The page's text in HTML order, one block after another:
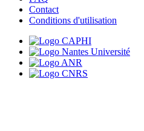
Contact
Conditions d'utilisation